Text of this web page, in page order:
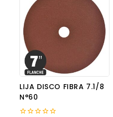
LIJA DISCO FIBRA 7.1/8
N°60